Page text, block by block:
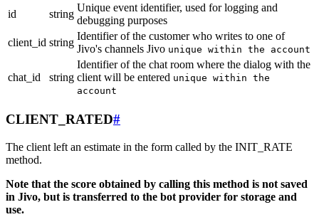
id
string
Unique event identifier, used for logging and
debugging purposes
client_id string
Identifier of the customer who writes to one of
Jivo's channels Jivo unique within the account
chat_id string
Identifier of the chat room where the dialog with the
client will be entered unique within the
account
CLIENT_RATED#
The client left an estimate in the form called by the INIT_RATE
method.
Note that the score obtained by calling this method is not saved
in Jivo, but is transferred to the bot provider for storage and
use.